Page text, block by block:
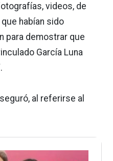
videos, de
habían sido
para demostrar que
García Luna
al referirse al